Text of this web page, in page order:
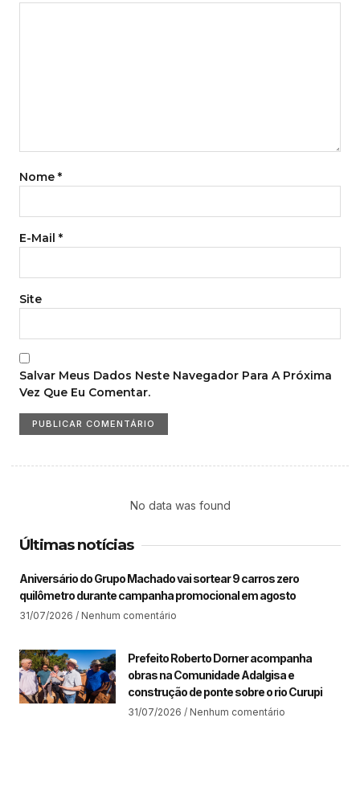
Nome *
E-Mail *
Site
Salvar Meus Dados Neste Navegador Para A Próxima
Vez Que Eu Comentar.
No data was found
Últimas notícias
Aniversário do Grupo Machado vai sortear 9 carros zero
quilômetro durante campanha promocional em agosto
31/07/2026 Nenhum comentário
Prefeito Roberto Dorner acompanha
obras na Comunidade Adalgisa e
construção de ponte sobre o rio Curupi
31/07/2026 Nenhum comentário